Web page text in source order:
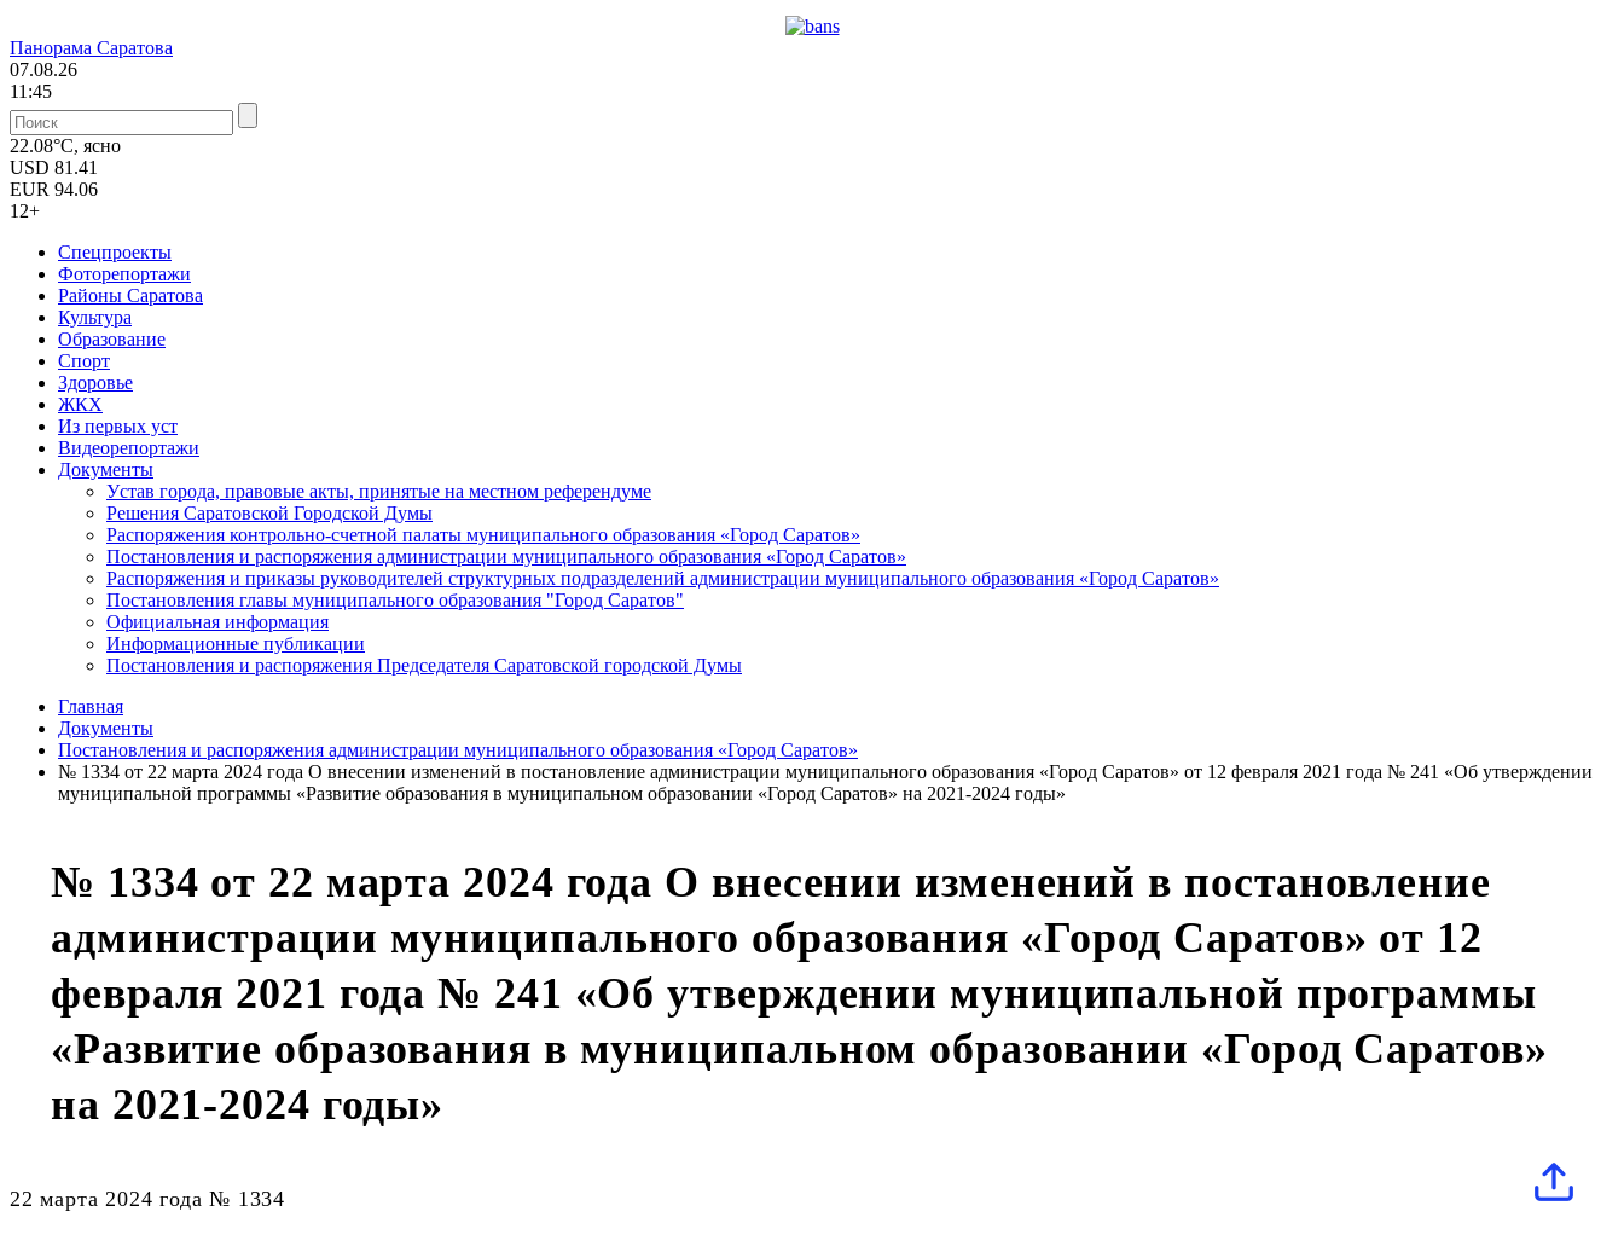
Панорама Саратова
07.08.26
11:45
22.08°C, ясно
USD 81.41
EUR 94.06
12+
Спецпроекты
Фоторепортажи
Районы Саратова
Культура
Образование
Спорт
Здоровье
ЖКХ
Из пеpвых уст
Видеорепортажи
Документы
Уcтав города, правовые акты, принятые на местном референдуме
Решения Саратовской Городской Думы
Распоряжения контрольно-счетной палаты муниципального образования «Город Саратов»
Постановления и распоряжения администрации муниципального образования «Город Саратов»
Распоряжения и приказы руководителей структурных подразделений администрации муниципального образования «Город Саратов»
Постановления главы муниципального образования "Город Саратов"
Официальная информация
Информационные публикации
Постановления и распоряжения Председателя Саратовской городской Думы
Главная
Документы
Постановления и распоряжения администрации муниципального образования «Город Саратов»
№ 1334 от 22 марта 2024 года О внесении изменений в постановление администрации муниципального образования «Город Саратов» от 12 февраля 2021 года № 241 «Об утверждении
муниципальной программы «Развитие образования в муниципальном образовании «Город Саратов» на 2021-2024 годы»
№ 1334 от 22 марта 2024 года О внесении изменений в постановление
администрации муниципального образования «Город Саратов» от 12
февраля 2021 года № 241 «Об утверждении муниципальной программы
«Развитие образования в муниципальном образовании «Город Саратов»
на 2021-2024 годы»
22 марта 2024 года № 1334